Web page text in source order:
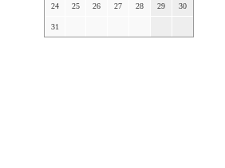
24 25 26 27 28 29 30
31